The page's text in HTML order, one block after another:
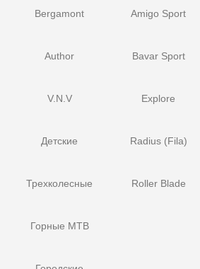
Bergamont
Author
V.N.V
Детские
Трехколесные
Горные MTB
Amigo Sport
Bavar Sport
Explore
Radius (Fila)
Roller Blade